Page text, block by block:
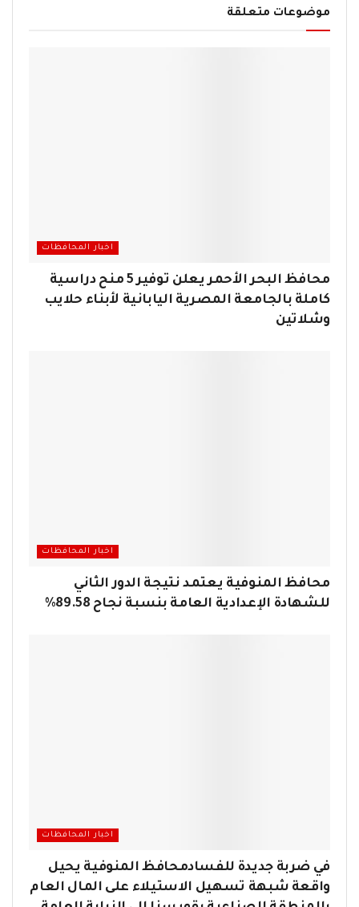
موضوعات متعلقة
اخبار المحافظات
محافظ البحر الأحمر يعلن توفير 5 منح دراسية
كاملة بالجامعة المصرية اليابانية لأبناء حلايب
وشلاتين
اخبار المحافظات
محافظ المنوفية يعتمد نتيجة الدور الثاني
للشهادة الإعدادية العامة بنسبة نجاح 89.58%
اخبار المحافظات
في ضربة جديدة للفسادمحافظ المنوفية يحيل
واقعة شبهة تسهيل الاستيلاء على المال العام